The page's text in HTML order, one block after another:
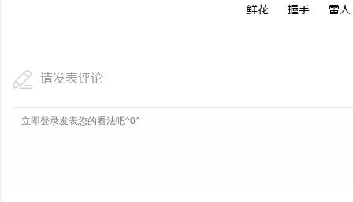
鲜花 握手 雷人
请发表评论